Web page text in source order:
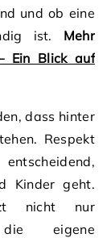
und ob eine
ist. Mehr
Ein Blick auf
dass hinter
Respekt
Kinder geht.
nicht nur
eigene